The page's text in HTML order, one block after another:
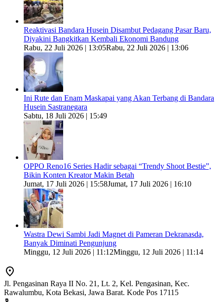
Reaktivasi Bandara Husein Disambut Pedagang Pasar Baru,
Diyakini Bangkitkan Kembali Ekonomi Bandung
Rabu, 22 Juli 2026 | 13:05Rabu, 22 Juli 2026 | 13:06
Ini Rute dan Enam Maskapai yang Akan Terbang di Bandara
Husein Sastranegara
Sabtu, 18 Juli 2026 | 15:49
OPPO Reno16 Series Hadir sebagai “Trendy Shoot Bestie”,
Bikin Konten Kreator Makin Betah
Jumat, 17 Juli 2026 | 15:58Jumat, 17 Juli 2026 | 16:10
Wastra Dewi Sambi Jadi Magnet di Pameran Dekranasda,
Banyak Diminati Pengunjung
Minggu, 12 Juli 2026 | 11:12Minggu, 12 Juli 2026 | 11:14
Jl. Pengasinan Raya II No. 21, Lt. 2, Kel. Pengasinan, Kec.
Rawalumbu, Kota Bekasi, Jawa Barat. Kode Pos 17115